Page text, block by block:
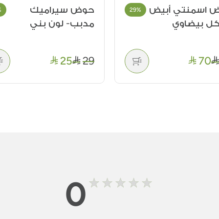
سيراميك
لون بني
13%
25
فازة ديكور أرتيكت
السيراميكية
79
68
0